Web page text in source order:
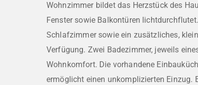
Wohnzimmer bildet das Herzstück des
Fenster sowie Balkontüren
Schlafzimmer sowie ein zusätzliches,
Verfügung. Zwei Badezimmer, jeweils
Wohnkomfort. Die vorhandene
ermöglicht einen unkomplizierten Einzug.